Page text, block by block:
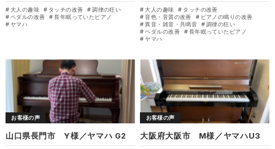
大人の趣味 タッチの改善
調律の狂い
ペダルの改善
長年眠っていたピアノ
ヤマハ
大人の趣味
タッチの改善
音色・音質の改善
ピアノの鳴りの改善
異音・雑音・共鳴音
調律の狂い
ペダルの改善
長年眠っていたピアノ
ヤマハ
お客様の声
山口県長門市 Y様／ヤマハ G2
お客様の声
大阪府大阪市 M様／ヤマハU3